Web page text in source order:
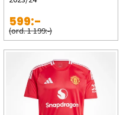
599:-
(ord. 1 199:-)